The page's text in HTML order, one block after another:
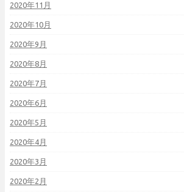
2020年11月
2020年10月
2020年9月
2020年8月
2020年7月
2020年6月
2020年5月
2020年4月
2020年3月
2020年2月